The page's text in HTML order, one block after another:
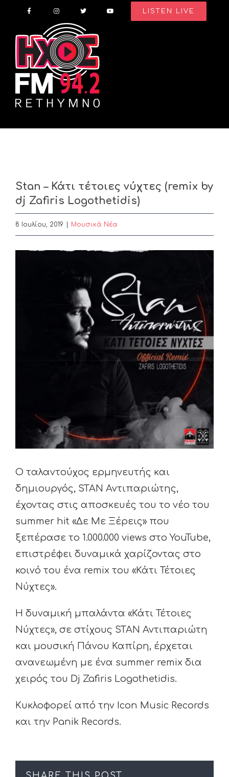
content
LISTEN LIVE
Stan – Κάτι τέτοιες νύχτες (remix by
dj Zafiris Logothetidis)
8 Ιουλίου, 2019 Μουσικά Νέα
Ο ταλαντούχος ερμηνευτής και
δημιουργός, STAN Αντιπαριώτης,
έχοντας στις αποσκευές του το νέο του
summer hit «Δε Με Ξέρεις» που
ξεπέρασε το 1.000.000 views στο YouTube,
επιστρέφει δυναμικά χαρίζοντας στο
κοινό του ένα remix του «Κάτι Τέτοιες
Νύχτες».
Η δυναμική μπαλάντα «Κάτι Τέτοιες
Νύχτες», σε στίχους STAN Αντιπαριώτη
και μουσική Πάνου Καπίρη, έρχεται
ανανεωμένη με ένα summer remix δια
χειρός του Dj Zafiris Logothetidis.
Κυκλοφορεί από την Icon Music Records
και την Panik Records.